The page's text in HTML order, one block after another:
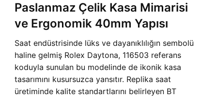
Paslanmaz Çelik Kasa Mimarisi
ve Ergonomik 40mm Yapısı
Saat endüstrisinde lüks ve dayanıklılığın sembolü
haline gelmiş Rolex Daytona, 116503 referans
koduyla sunulan bu modelinde de ikonik kasa
tasarımını kusursuzca yansıtır. Replika saat
üretiminde kalite standartlarını belirleyen BT